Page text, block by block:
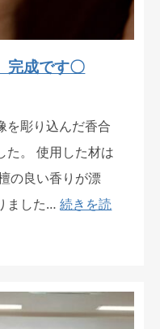
完成です〇
を彫り込んだ香合
た。 使用した材は
の良い香りが漂
ました…続きを読